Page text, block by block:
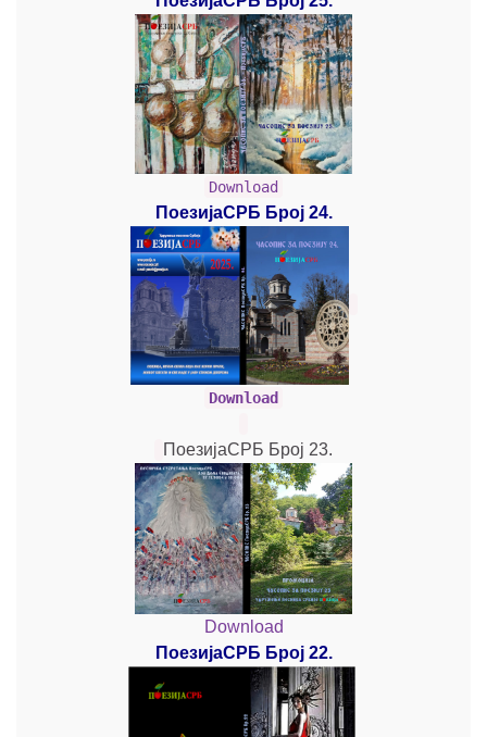
Download
ПоезијаСРБ Број 24.
Download
ПоезијаСРБ Број 23.
Download
ПоезијаСРБ Број 22.